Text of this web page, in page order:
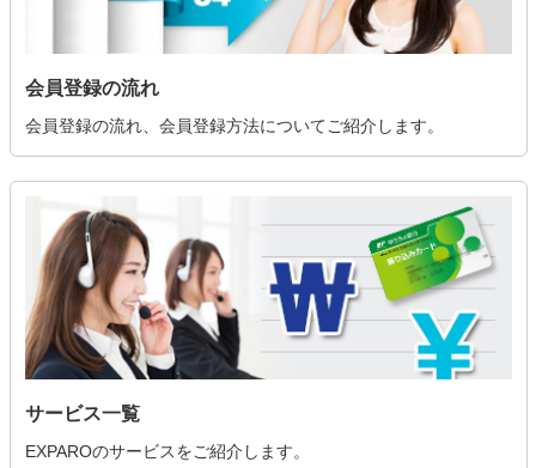
会員登録の流れ
会員登録の流れ、会員登録方法についてご紹介します。
サービス一覧
EXPAROのサービスをご紹介します。